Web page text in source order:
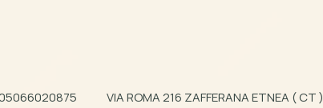
05066020875 VIA ROMA 216 ZAFFERANA ETNEA ( CT )